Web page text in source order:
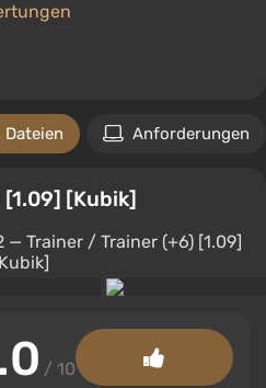
Dateien Anforderungen
[Kubik]
/ 10